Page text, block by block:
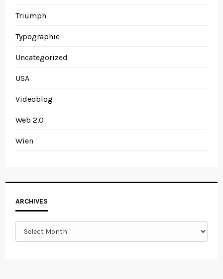
Triumph
Typographie
Uncategorized
USA
Videoblog
Web 2.0
Wien
ARCHIVES